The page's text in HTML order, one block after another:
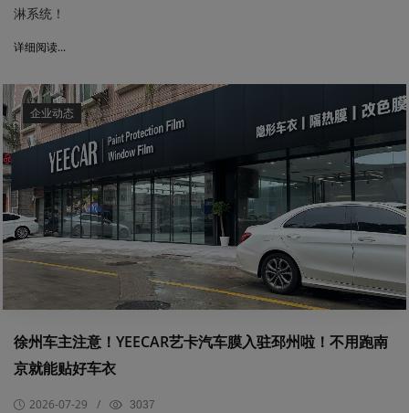
淋系统！
详细阅读...
企业动态
​徐州车主注意！YEECAR艺卡汽车膜入驻邳州啦！不用跑南
京就能贴好车衣
2026-07-29 / 3037